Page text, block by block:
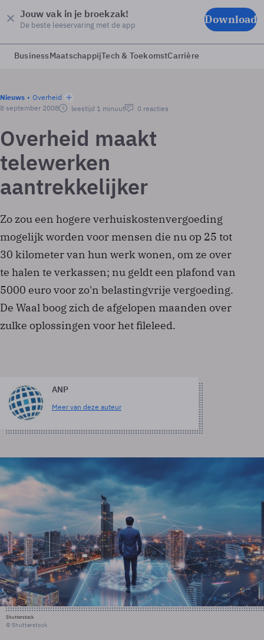
Jouw vak in je broekzak!
De beste leeservaring met de app Download
BusinessMaatschappijTech & ToekomstCarrière
Nieuws
Overheid
8 september 2008
leestijd 1 minuut 0 reacties
Overheid maakt
telewerken
aantrekkelijker
Zo zou een hogere verhuiskostenvergoeding
mogelijk worden voor mensen die nu op 25 tot
30 kilometer van hun werk wonen, om ze over
te halen te verkassen; nu geldt een plafond van
5000 euro voor zo'n belastingvrije vergoeding.
De Waal boog zich de afgelopen maanden over
zulke oplossingen voor het fileleed.
ANP
Meer van deze auteur
Shutterstock
© Shutterstock